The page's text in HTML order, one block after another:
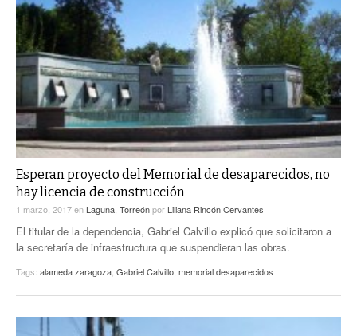
Esperan proyecto del Memorial de desaparecidos, no
hay licencia de construcción
1 marzo, 2017en Laguna, Torreónpor Liliana Rincón Cervantes
El titular de la dependencia, Gabriel Calvillo explicó que solicitaron a
la secretaría de infraestructura que suspendieran las obras.
Tags: alameda zaragoza, Gabriel Calvillo, memorial desaparecidos